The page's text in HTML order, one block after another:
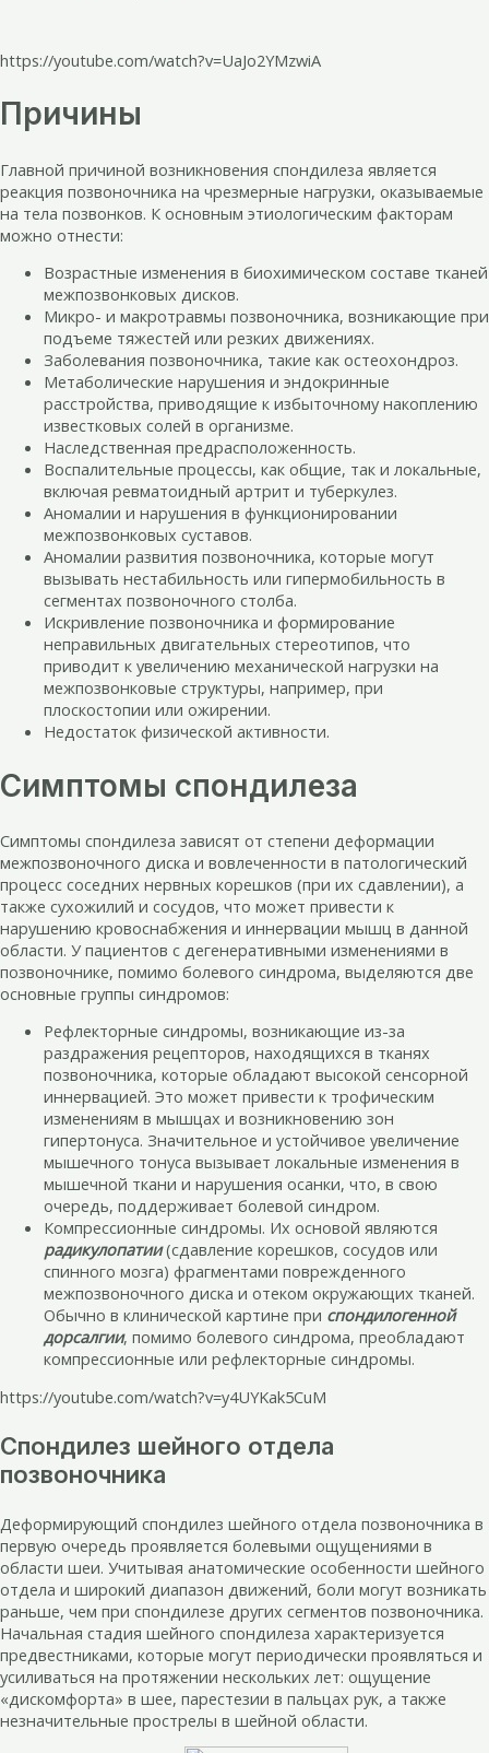
https://youtube.com/watch?v=UaJo2YMzwiA
Причины
Главной причиной возникновения спондилеза является
реакция позвоночника на чрезмерные нагрузки, оказываемые
на тела позвонков. К основным этиологическим факторам
можно отнести:
Возрастные изменения в биохимическом составе тканей
межпозвонковых дисков.
Микро- и макротравмы позвоночника, возникающие при
подъеме тяжестей или резких движениях.
Заболевания позвоночника, такие как остеохондроз.
Метаболические нарушения и эндокринные
расстройства, приводящие к избыточному накоплению
известковых солей в организме.
Наследственная предрасположенность.
Воспалительные процессы, как общие, так и локальные,
включая ревматоидный артрит и туберкулез.
Аномалии и нарушения в функционировании
межпозвонковых суставов.
Аномалии развития позвоночника, которые могут
вызывать нестабильность или гипермобильность в
сегментах позвоночного столба.
Искривление позвоночника и формирование
неправильных двигательных стереотипов, что
приводит к увеличению механической нагрузки на
межпозвонковые структуры, например, при
плоскостопии или ожирении.
Недостаток физической активности.
Симптомы спондилеза
Симптомы спондилеза зависят от степени деформации
межпозвоночного диска и вовлеченности в патологический
процесс соседних нервных корешков (при их сдавлении), а
также сухожилий и сосудов, что может привести к
нарушению кровоснабжения и иннервации мышц в данной
области. У пациентов с дегенеративными изменениями в
позвоночнике, помимо болевого синдрома, выделяются две
основные группы синдромов:
Рефлекторные синдромы, возникающие из-за
раздражения рецепторов, находящихся в тканях
позвоночника, которые обладают высокой сенсорной
иннервацией. Это может привести к трофическим
изменениям в мышцах и возникновению зон
гипертонуса. Значительное и устойчивое увеличение
мышечного тонуса вызывает локальные изменения в
мышечной ткани и нарушения осанки, что, в свою
очередь, поддерживает болевой синдром.
Компрессионные синдромы. Их основой являются
радикулопатии(сдавление корешков, сосудов или
спинного мозга) фрагментами поврежденного
межпозвоночного диска и отеком окружающих тканей.
Обычно в клинической картине при спондилогенной
дорсалгии, помимо болевого синдрома, преобладают
компрессионные или рефлекторные синдромы.
https://youtube.com/watch?v=y4UYKak5CuM
Спондилез шейного отдела
позвоночника
Деформирующий спондилез шейного отдела позвоночника в
первую очередь проявляется болевыми ощущениями в
области шеи. Учитывая анатомические особенности шейного
отдела и широкий диапазон движений, боли могут возникать
раньше, чем при спондилезе других сегментов позвоночника.
Начальная стадия шейного спондилеза характеризуется
предвестниками, которые могут периодически проявляться и
усиливаться на протяжении нескольких лет: ощущение
«дискомфорта» в шее, парестезии в пальцах рук, а также
незначительные прострелы в шейной области.